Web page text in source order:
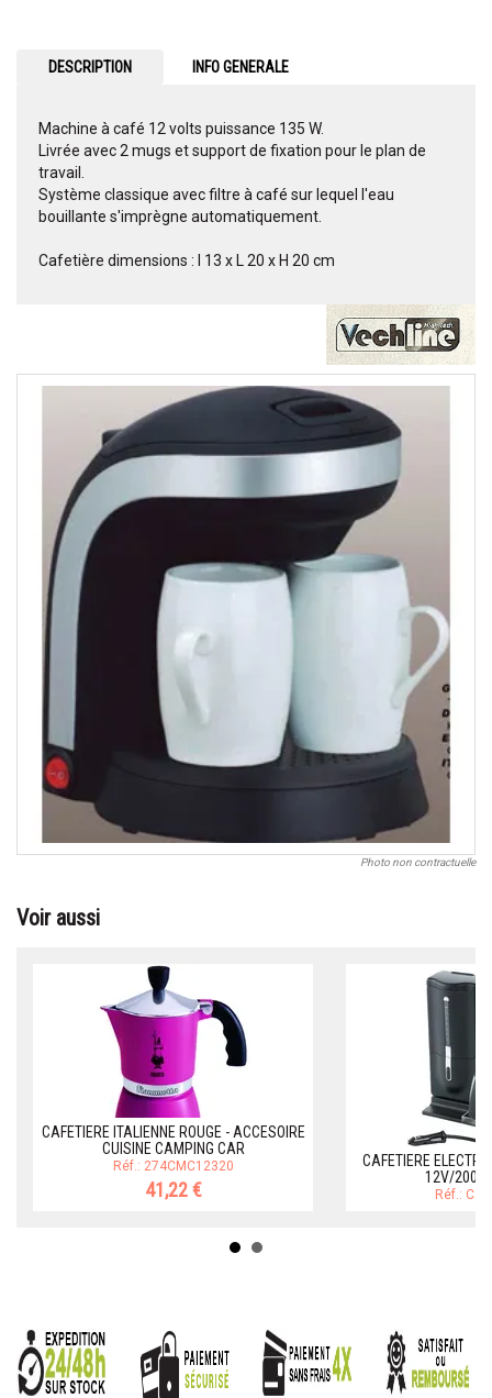
DESCRIPTION INFO GENERALE
Machine à café 12 volts puissance 135 W.
Livrée avec 2 mugs et support de fixation pour le plan de
travail.
Système classique avec filtre à café sur lequel l'eau
bouillante s'imprègne automatiquement.
Cafetière dimensions : l 13 x L 20 x H 20 cm
Photo non contractuelle
Voir aussi
CAFETIERE ITALIENNE ROUGE - ACCESOIRE
CUISINE CAMPING CAR
Réf.: 274CMC12320
41,22 €
CAFETIERE
12V/200
Réf.: